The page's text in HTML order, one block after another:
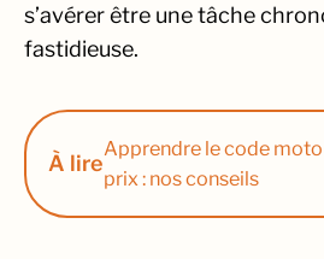
s’avérer être une tâche
fastidieuse.
À lire
Apprendre le code
prix : nos conseils